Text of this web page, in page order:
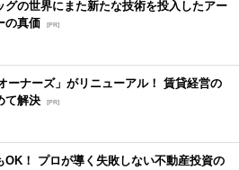
グの世界にまた新たな技術を投入したアー
の真価 [PR]
ーナーズ」がリニューアル！ 賃貸経営の
て解決 [PR]
OK！ プロが導く失敗しない不動産投資の